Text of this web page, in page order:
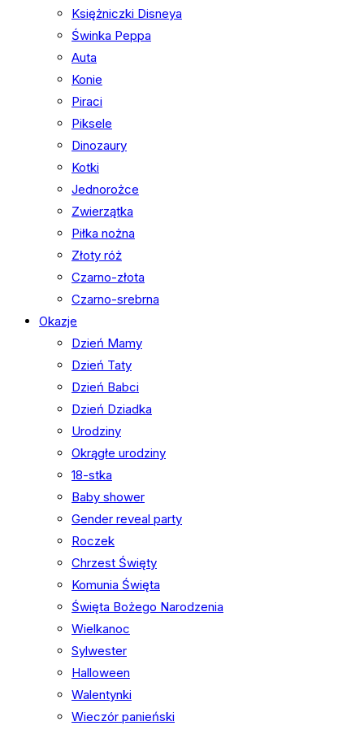
Księżniczki Disneya
Świnka Peppa
Auta
Konie
Piraci
Piksele
Dinozaury
Kotki
Jednorożce
Zwierzątka
Piłka nożna
Złoty róż
Czarno-złota
Czarno-srebrna
Okazje
Dzień Mamy
Dzień Taty
Dzień Babci
Dzień Dziadka
Urodziny
Okrągłe urodziny
18-stka
Baby shower
Gender reveal party
Roczek
Chrzest Święty
Komunia Święta
Święta Bożego Narodzenia
Wielkanoc
Sylwester
Halloween
Walentynki
Wieczór panieński